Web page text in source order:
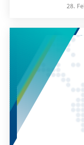
liegt
Daher liegt es
der G-20
Anpassung des
technologischen
28.